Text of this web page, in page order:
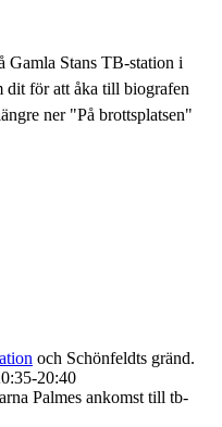
Gamla Stans TB-station i
dit för att åka till biografen
ner "På brottsplatsen"
och Schönfeldts gränd.
20:40
Palmes ankomst till tb-